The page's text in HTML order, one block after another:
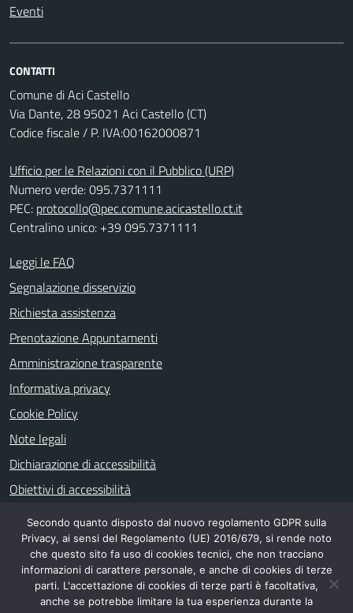
Eventi
CONTATTI
Comune di Aci Castello
Via Dante, 28 95021 Aci Castello (CT)
Codice fiscale / P. IVA:00162000871
Ufficio per le Relazioni con il Pubblico (URP)
Numero verde: 095.7371111
PEC: protocollo@pec.comune.acicastello.ct.it
Centralino unico: +39 095.7371111
Leggi le FAQ
Segnalazione disservizio
Richiesta assistenza
Prenotazione Appuntamenti
Amministrazione trasparente
Informativa privacy
Cookie Policy
Note legali
Dichiarazione di accessibilità
Obiettivi di accessibilità
SEGUICI SU
facebook
Secondo quanto disposto dal nuovo regolamento GDPR sulla
Privacy, ai sensi del Regolamento (UE) 2016/679, si rende noto
che questo sito fa uso di cookies tecnici, che non tracciano
informazioni di carattere personale, e anche di cookies di terze
parti. L'accettazione di cookies di terze parti è facoltativa,
anche se potrebbe limitare la tua esperienza durante la